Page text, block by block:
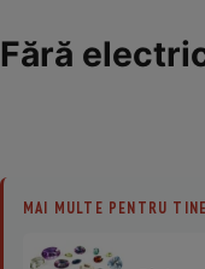
Fără
MAI MULTE PENTRU TINE